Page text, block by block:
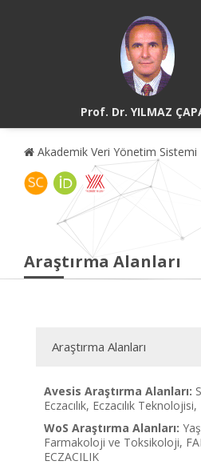
Prof. Dr. YILMAZ
Akademik Veri Yönetim Sistemi
Araştırma Alanları
Araştırma Alanları
Avesis Araştırma Alanları:
Eczacılık, Eczacılık
WoS Araştırma Alanları:
Farmakoloji ve Toksikoloji,
ECZACILIK